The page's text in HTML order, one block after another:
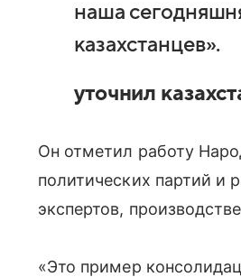
наша
казахстанцев».
уточнил
Он отметил работу
политических партий и
экспертов,
«Это пример